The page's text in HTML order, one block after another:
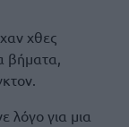
χθες
βήματα,
λόγο για μια